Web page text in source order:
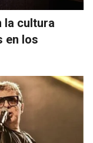
la cultura
en los